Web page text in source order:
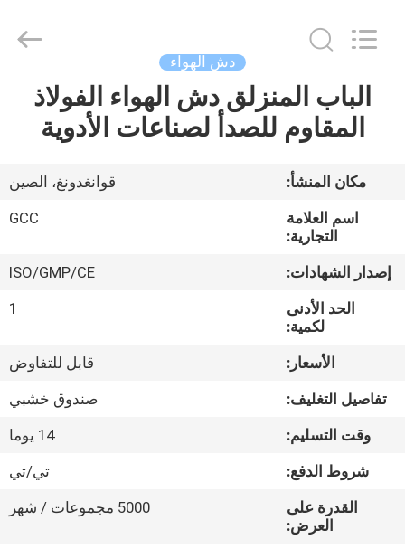
المنزل
مقاطع
حولنا
في
المصنع
مراقبة
الجودة
Reserved.
دش الهواء
الباب المنزلق دش الهواء الفولاذ
المقاوم للصدأ لصناعات الأدوية
مكان المنشأ:
قوانغدونغ، الصين
اسم العلامة
التجارية:
GCC
إصدار الشهادات:
ISO/GMP/CE
الحد الأدنى
لكمية:
1
الأسعار:
قابل للتفاوض
تفاصيل التغليف:
صندوق خشبي
وقت التسليم:
14 يوما
شروط الدفع:
تي/تي
القدرة على
العرض:
5000 مجموعات / شهر